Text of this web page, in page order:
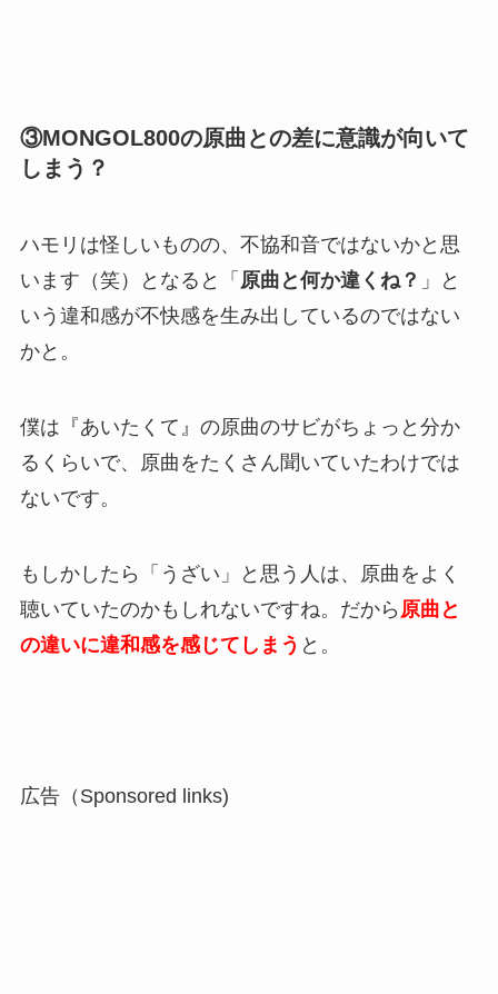
③MONGOL800の原曲との差に意識が向いて
しまう？
ハモリは怪しいものの、不協和音ではないかと思
います（笑）となると「 原曲と何か違くね？ 」と
いう違和感が不快感を生み出しているのではない
かと。
僕は『あいたくて』の原曲のサビがちょっと分か
るくらいで、原曲をたくさん聞いていたわけでは
ないです。
もしかしたら「うざい」と思う人は、原曲をよく
聴いていたのかもしれないですね。だから 原曲と
の違いに違和感を感じてしまう と。
広告（Sponsored links)